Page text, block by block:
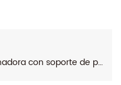
Entrenamiento en caminadora con soporte de peso corporal para niños